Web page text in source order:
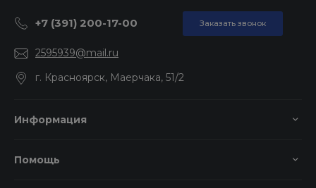
+7 (391) 200-17-00 Заказать звонок
2595939@mail.ru
г. Красноярск, Маерчака, 51/2
Информация
Помощь